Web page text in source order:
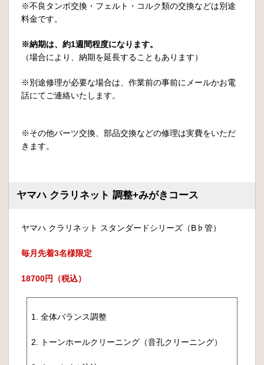
※不良タンポ交換・フェルト・コルク類の交換などは別途
料金です。
※納期は、約1週間程度になります。
（場合により、納期を延長することもあります）
※別途修理が必要な場合は、作業前の事前にメールかお電
話にてご連絡いたします。
※その他パーツ交換、部品交換などの修理は実費をいただ
きます。
ヤマハ クラリネット 調整+みがきコース
ヤマハ クラリネット スタンダードシリーズ（B♭管）
毎月先着3名様限定
18700円（税込）
1. 全体バランス調整
2. トーンホールクリーニング（音孔クリーニング）